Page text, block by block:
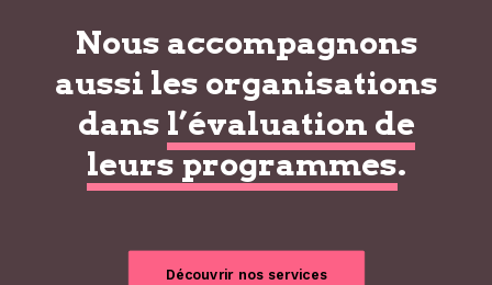
Nous accompagnons
aussi les organisations
dans l’évaluation de
leurs programmes.
Découvrir nos services